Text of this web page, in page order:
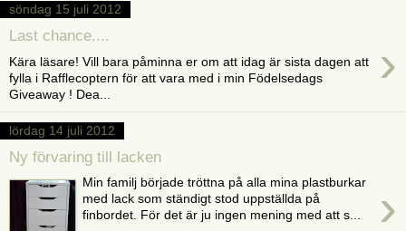
söndag 15 juli 2012
Last chance.... ›
Kära läsare! Vill bara påminna er om att idag är sista dagen att
fylla i Rafflecoptern för att vara med i min Födelsedags
Giveaway ! Dea...
lördag 14 juli 2012
Ny förvaring till lacken
›
Min familj började tröttna på alla mina plastburkar
med lack som ständigt stod uppställda på
finbordet. För det är ju ingen mening med att s...